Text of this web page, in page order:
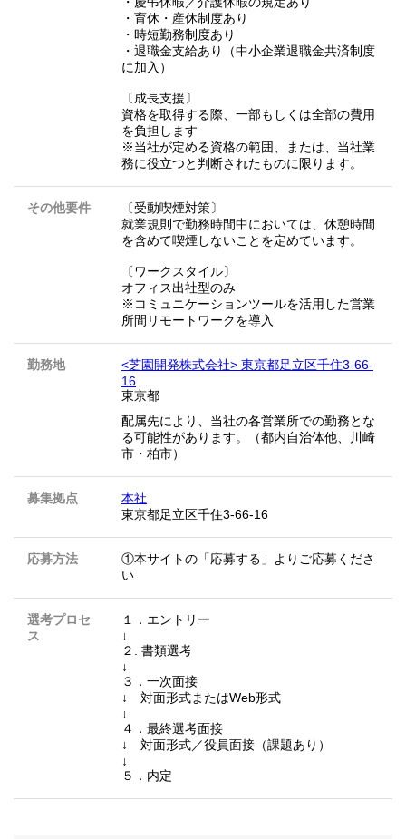
・育休・産休制度あり
・時短勤務制度あり
・退職金支給あり（中小企業退職金共済制度
に加入）
〔成長支援〕
資格を取得する際、一部もしくは全部の費用
を負担します
※当社が定める資格の範囲、または、当社業
務に役立つと判断されたものに限ります。
その他要件
〔受動喫煙対策〕
就業規則で勤務時間中においては、休憩時間
を含めて喫煙しないことを定めています。
〔ワークスタイル〕
オフィス出社型のみ
※コミュニケーションツールを活用した営業
所間リモートワークを導入
勤務地
<芝園開発株式会社> 東京都足立区千住3-66-
16
東京都
配属先により、当社の各営業所での勤務とな
る可能性があります。（都内自治体他、川崎
市・柏市）
募集拠点
本社
東京都足立区千住3-66-16
応募方法
①本サイトの「応募する」よりご応募くださ
い
選考プロセ
ス
１．エントリー
↓
２. 書類選考
↓
３．一次面接
↓ 対面形式またはWeb形式
↓
４．最終選考面接
↓ 対面形式／役員面接（課題あり）
↓
５．内定